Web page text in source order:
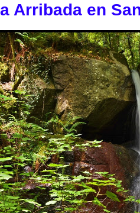
Arribada en